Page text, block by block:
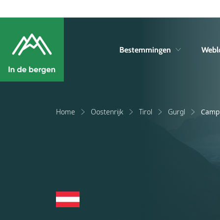
Bestemmingen
Home Oostenrijk Tirol Gurgl